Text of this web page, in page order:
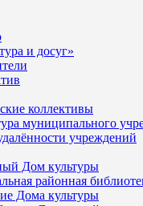
и досуг»
коллективы
муниципального
учреждений
Дом культуры
районная
Дома культуры